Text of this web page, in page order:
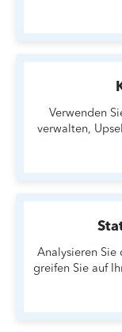
Verwenden
verwalten,
Analysieren Sie
greifen Sie auf